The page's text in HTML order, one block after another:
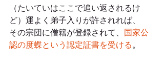
（たいていはここで追い返されるけ
ど）運よく弟子入りが許されれば、
その宗団に僧籍が登録されて、 国家公
認の度蝶という認定証書を受ける。